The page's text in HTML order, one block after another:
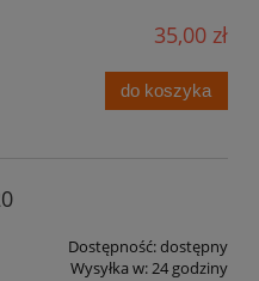
35,00 zł
do koszyka
Dostępność:dostępny
Wysyłka w:24 godziny